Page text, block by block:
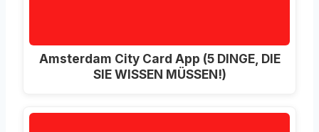
Amsterdam City Card App (5 DINGE, DIE
SIE WISSEN MÜSSEN!)